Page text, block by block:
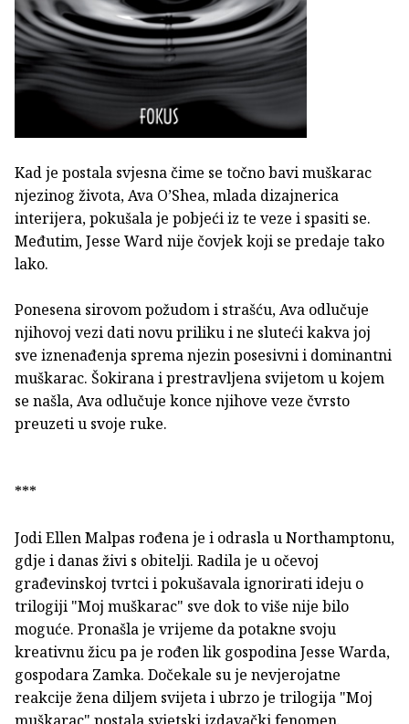
Kad je postala svjesna čime se točno bavi muškarac
njezinog života, Ava O’Shea, mlada dizajnerica
interijera, pokušala je pobjeći iz te veze i spasiti se.
Međutim, Jesse Ward nije čovjek koji se predaje tako
lako.
Ponesena sirovom požudom i strašću, Ava odlučuje
njihovoj vezi dati novu priliku i ne sluteći kakva joj
sve iznenađenja sprema njezin posesivni i dominantni
muškarac. Šokirana i prestravljena svijetom u kojem
se našla, Ava odlučuje konce njihove veze čvrsto
preuzeti u svoje ruke.
***
Jodi Ellen Malpas rođena je i odrasla u Northamptonu,
gdje i danas živi s obitelji. Radila je u očevoj
građevinskoj tvrtci i pokušavala ignorirati ideju o
trilogiji "Moj muškarac" sve dok to više nije bilo
moguće. Pronašla je vrijeme da potakne svoju
kreativnu žicu pa je rođen lik gospodina Jesse Warda,
gospodara Zamka. Dočekale su je nevjerojatne
reakcije žena diljem svijeta i ubrzo je trilogija "Moj